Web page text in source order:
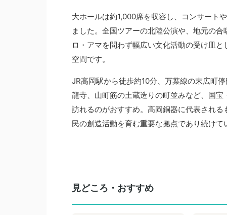
大ホールは約1,000席を収容し、コンサート
ました。全国ツアーの北陸公演や、地元の
ロ・アマを問わず幅広い文化活動の受け皿
空間です。
JR高岡駅から徒歩約10分、万葉線の末広町
龍寺、山町筋の土蔵造りの町並みなど、国
訪れるのがおすすめ。高岡銅器に代表され
民の創造活動を育む重要な拠点であり続けて
見どころ・おすすめ